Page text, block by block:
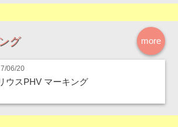
more
グ
06/20
ウスPHV マーキング